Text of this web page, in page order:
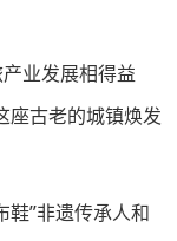
业发展相得益
座古老的城镇焕发
鞋”非遗传承人和